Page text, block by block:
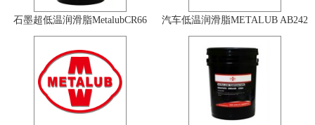
‍石墨超低温润滑脂MetalubCR66 汽车低温润滑脂METALUB AB242